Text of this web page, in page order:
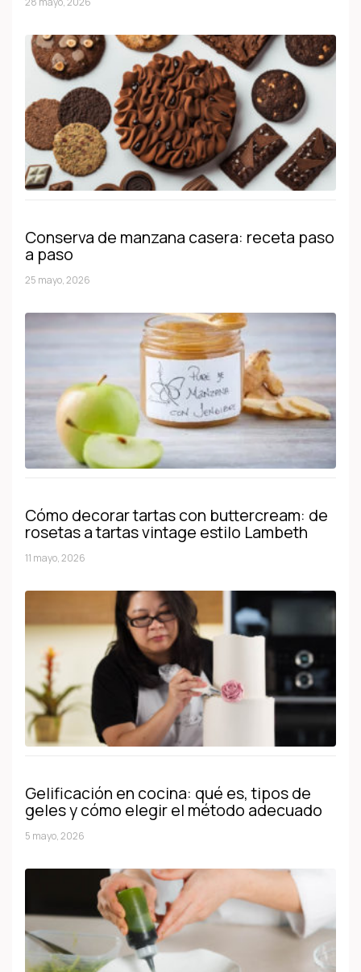
Conserva de manzana casera: receta paso
a paso
25 mayo, 2026
Cómo decorar tartas con buttercream: de
rosetas a tartas vintage estilo Lambeth
11 mayo, 2026
Gelificación en cocina: qué es, tipos de
geles y cómo elegir el método adecuado
5 mayo, 2026